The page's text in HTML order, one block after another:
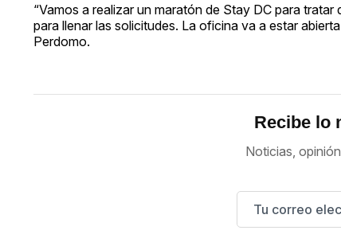
“Vamos a realizar un maratón de Stay DC para
para llenar las solicitudes. La oficina va a estar
Perdomo.
Recibe lo
Noticias,